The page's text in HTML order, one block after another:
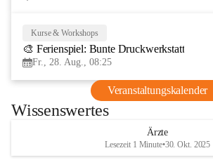
Kurse & Workshops
🎨 Ferienspiel: Bunte Druckwerkstatt
Fr., 28. Aug., 08:25
Veranstaltungskalender
Wissenswertes
Ärzte
Lesezeit 1 Minute•30. Okt. 2025